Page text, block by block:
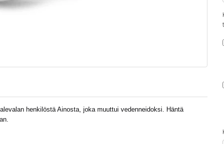
henkilöstä Ainosta, joka muuttui vedenneidoksi. Häntä